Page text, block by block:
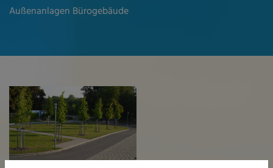
Außenanlagen Bürogebäude